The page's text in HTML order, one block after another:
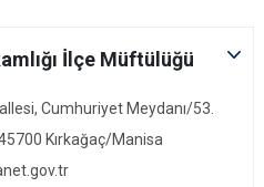
İlçe Müftülüğü
Cumhuriyet Meydanı/53.
Kırkağaç/Manisa